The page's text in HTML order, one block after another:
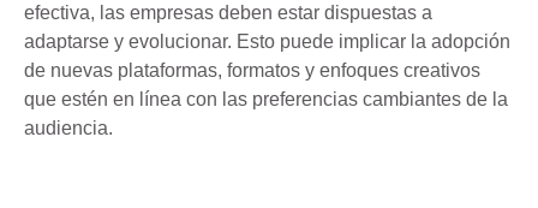
efectiva, las empresas deben estar dispuestas a
adaptarse y evolucionar. Esto puede implicar la adopción
de nuevas plataformas, formatos y enfoques creativos
que estén en línea con las preferencias cambiantes de la
audiencia.